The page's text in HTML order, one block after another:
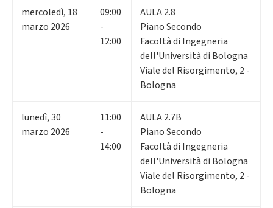
mercoledì, 18
marzo 2026
09:00
-
12:00
AULA 2.8
Piano Secondo
Facoltà di Ingegneria
dell'Università di Bologna
Viale del Risorgimento, 2 -
Bologna
lunedì,30
marzo 2026
11:00
-
14:00
AULA 2.7B
Piano Secondo
Facoltà di Ingegneria
dell'Università di Bologna
Viale del Risorgimento, 2 -
Bologna